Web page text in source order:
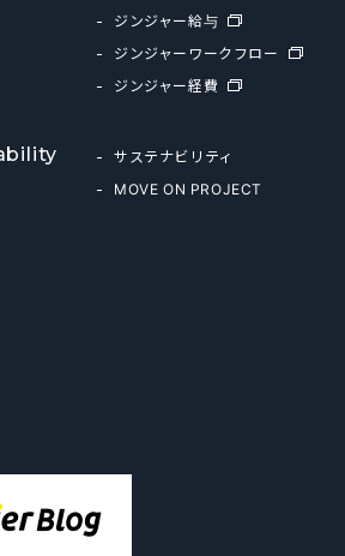
ジンジャー給与
ジンジャーワークフロー
ジンジャー経費
サステナビリティ
MOVE ON PROJECT